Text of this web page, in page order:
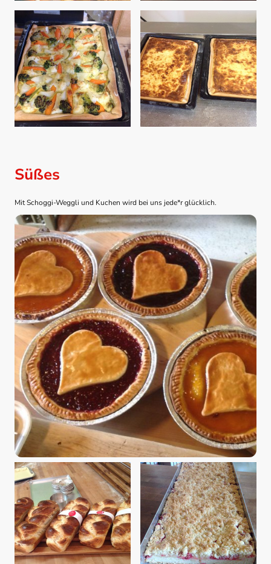
Süßes
Mit Schoggi-Weggli und Kuchen wird bei uns jede*r glücklich.